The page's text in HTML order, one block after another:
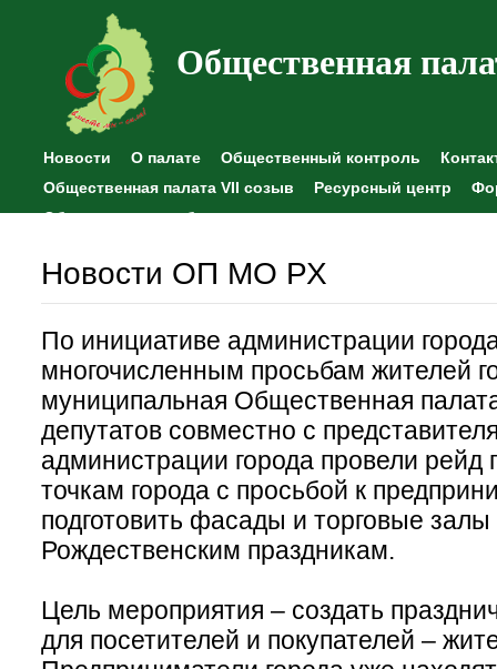
Общественная
Новости О палате Общественный контроль
Общественная палата VII созыв
Ресурсный центр
Общественные наблюдения
Новости ОП МО РХ
По инициативе администрации
многочисленным просьбам жителей
муниципальная Общественная
депутатов совместно с
администрации города провели рейд
точкам города с просьбой к
подготовить фасады и торговые
Рождественским праздникам.
Цель мероприятия – создать
для посетителей и покупателей –